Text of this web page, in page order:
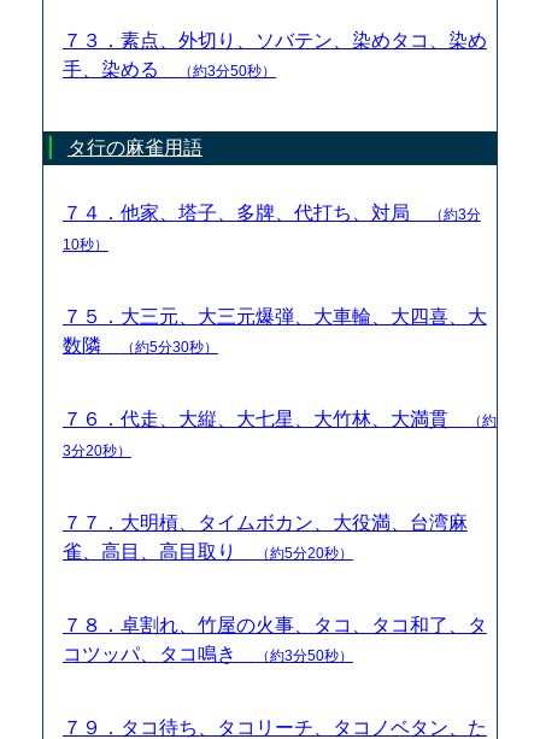
７３．素点、外切り、ソバテン、染めタコ、染め
手、染める
（約3分50秒）
タ行の麻雀用語
７４．他家、塔子、多牌、代打ち、対局
（約3分
10秒）
７５．大三元、大三元爆弾、大車輪、大四喜、大
数隣
（約5分30秒）
７６．代走、大縦、大七星、大竹林、大満貫
（約
3分20秒）
７７．大明槓、タイムボカン、大役満、台湾麻
雀、高目、高目取り
（約5分20秒）
７８．卓割れ、竹屋の火事、タコ、タコ和了、タ
コツッパ、タコ鳴き
（約3分50秒）
７９．タコ待ち、タコリーチ、タコノベタン、た